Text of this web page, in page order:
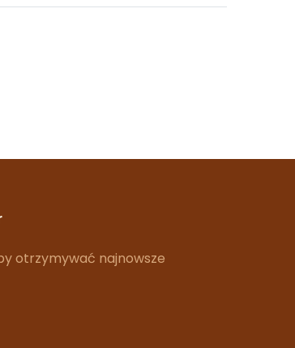
otrzymywać najnowsze